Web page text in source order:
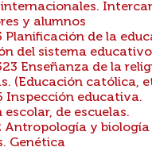
y alumnos
Planificación de la
del sistema
Enseñanza de la
(Educación católica,
Inspección educativa.
de escuelas.
Antropología y biología
Genética